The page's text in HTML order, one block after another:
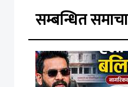
सम्बन्धित